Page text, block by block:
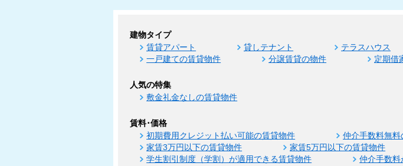
建物タイプ
賃貸アパート 貸しテナント テラスハウス
一戸建ての賃貸物件
分譲賃貸の物件 定期借
人気の特集
敷金礼金なしの賃貸物件
賃料･価格
初期費用クレジット払い可能の賃貸物件 仲介手数料無料
家賃3万円以下の賃貸物件
家賃5万円以下の賃貸物件
学生割引制度（学割）が適用できる賃貸物件
仲介手数